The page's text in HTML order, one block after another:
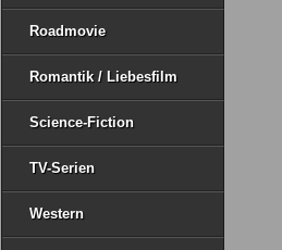
Roadmovie
Romantik / Liebesfilm
Science-Fiction
TV-Serien
Western